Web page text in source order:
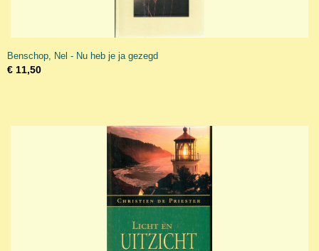
Benschop, Nel - Nu heb je ja gezegd
€ 11,50